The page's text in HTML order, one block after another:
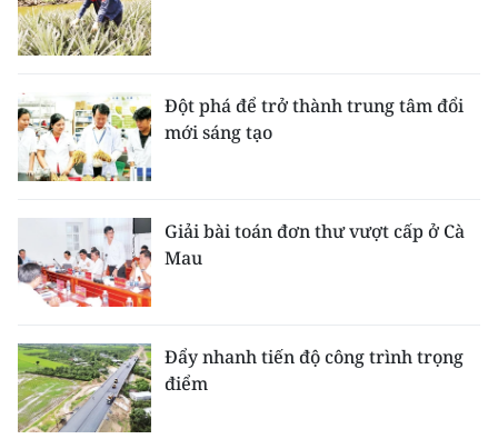
Đột phá để trở thành trung tâm đổi
mới sáng tạo
Giải bài toán đơn thư vượt cấp ở Cà
Mau
Đẩy nhanh tiến độ công trình trọng
điểm